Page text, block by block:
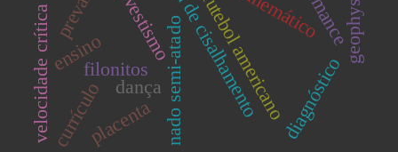
zona de cisalhamento
filonitos
dança
ensino nado semi-atado
velocidade crítica futebol americanodiagnóstico
geophysics
travestismo
currículoplacenta